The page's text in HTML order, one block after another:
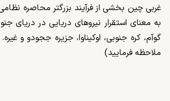
غربی چین بخشی از فرآیند بزرگتر محاصره
به معنای استقرار نیروهای دریایی در دریای
ملاحظه فرمایید)